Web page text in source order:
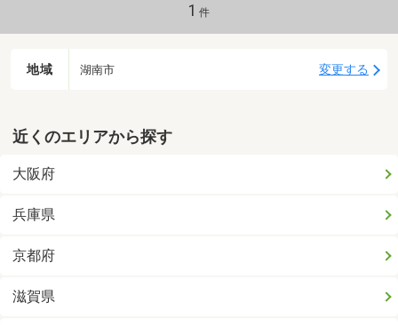
1 件
地域 湖南市 変更する
近くのエリアから探す
大阪府
兵庫県
京都府
滋賀県